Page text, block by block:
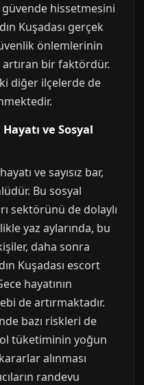
hissetmesini
Kuşadası gerçek
önlemlerinin
artıran bir faktördür.
diğer ilçelerde de
Hayatı ve Sosyal
ve sayısız bar,
Bu sosyal
sektörünü de dolaylı
yaz aylarında, bu
daha sonra
Kuşadası escort
hayatının
de artırmaktadır.
bazı riskleri de
tüketiminin yoğun
alınması
randevu